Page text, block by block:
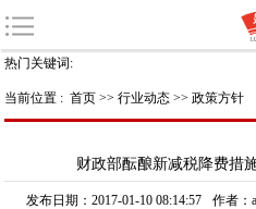
热门关键词:
当前位置 : 首页 >> 行业动态 >> 政策方针
财政部酝酿新减税降费措
发布日期：2017-01-10 08:14:57 作者：